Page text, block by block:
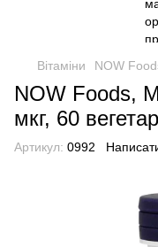
Вітаміни NOW
NOW Foods,
мкг, 60
Артикул: 0992